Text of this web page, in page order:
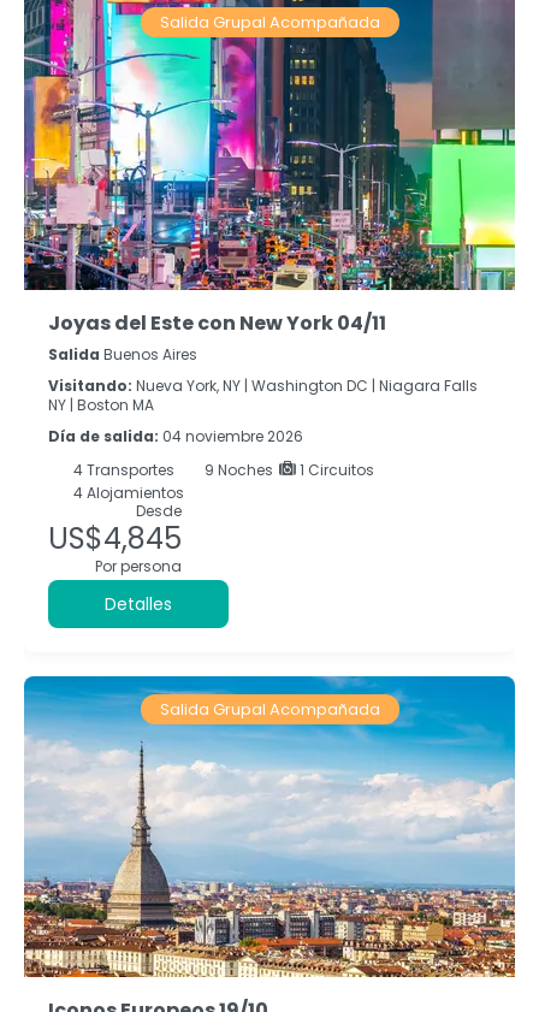
Salida Grupal Acompañada
Joyas del Este con New York 04/11
Salida Buenos Aires
Visitando: Nueva York, NY | Washington DC | Niagara Falls
NY | Boston MA
Día de salida: 04 noviembre 2026
4Transportes 9 Noches
1 Circuitos
4 Alojamientos
Desde
US$4,845
Por persona
Detalles
Salida Grupal Acompañada